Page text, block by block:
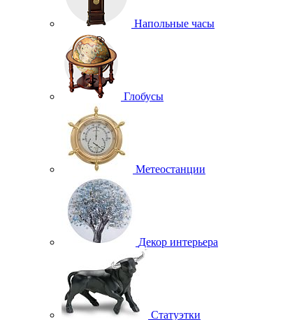
Напольные часы
Глобусы
Метеостанции
Декор интерьера
Статуэтки